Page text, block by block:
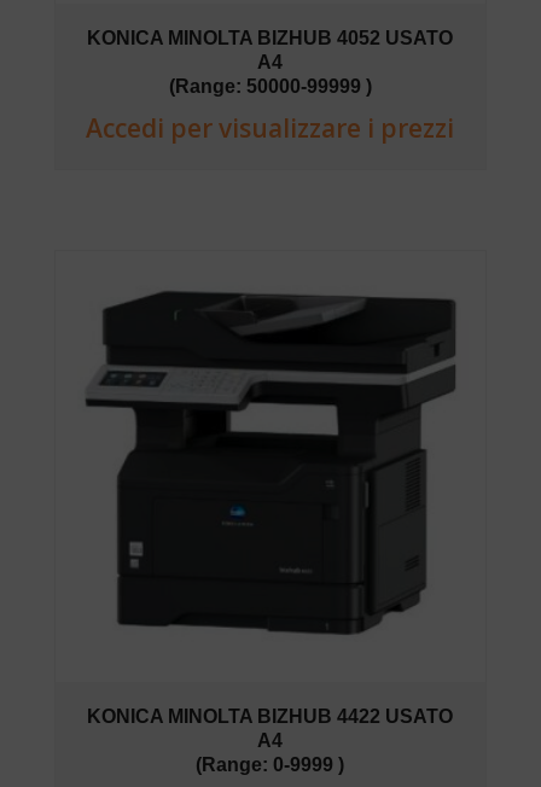
KONICA MINOLTA BIZHUB 4052 USATO
A4
(Range: 50000-99999 )
Accedi per visualizzare i prezzi
KONICA MINOLTA BIZHUB 4422 USATO
A4
(Range: 0-9999 )